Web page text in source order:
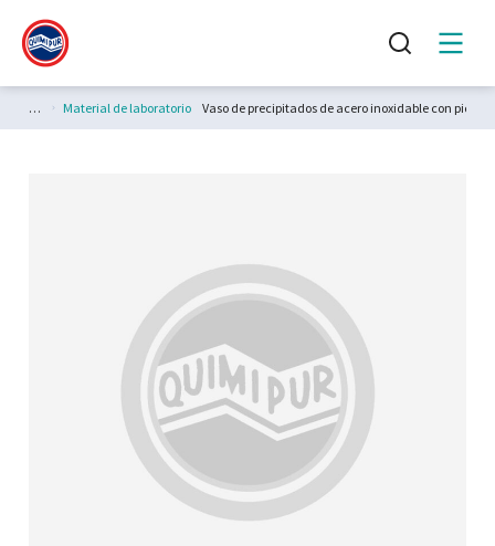
Estás aquí:Material de laboratorio Vaso de precipitados de acero inoxidable con pico